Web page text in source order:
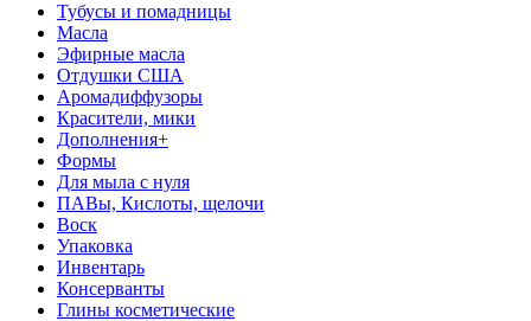
Тубусы и помадницы
Масла
Эфирные масла
Отдушки США
Аромадиффузоры
Красители, мики
Дополнения+
Формы
Для мыла с нуля
ПАВы, Кислоты, щелочи
Воск
Упаковка
Инвентарь
Консерванты
Глины косметические